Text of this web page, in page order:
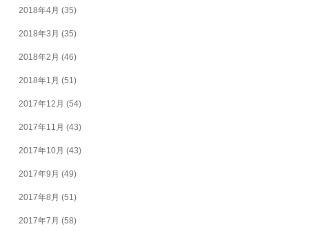
2018年4月 (35)
2018年3月 (35)
2018年2月 (46)
2018年1月 (51)
2017年12月 (54)
2017年11月 (43)
2017年10月 (43)
2017年9月 (49)
2017年8月 (51)
2017年7月 (58)